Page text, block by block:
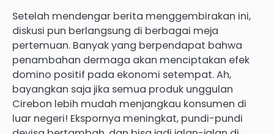
Setelah mendengar berita menggembirakan ini,
diskusi pun berlangsung di berbagai meja
pertemuan. Banyak yang berpendapat bahwa
penambahan dermaga akan menciptakan efek
domino positif pada ekonomi setempat. Ah,
bayangkan saja jika semua produk unggulan
Cirebon lebih mudah menjangkau konsumen di
luar negeri! Ekspornya meningkat, pundi-pundi